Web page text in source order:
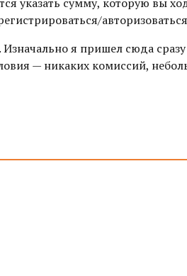
я пришел сюда
— никаких комиссий,